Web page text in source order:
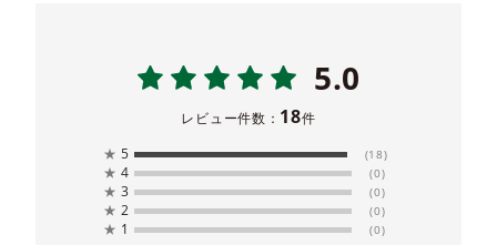
5.0
レビュー件数： 18件
★ 5 (18)
★ 4 (0)
★ 3 (0)
★ 2 (0)
★ 1 (0)